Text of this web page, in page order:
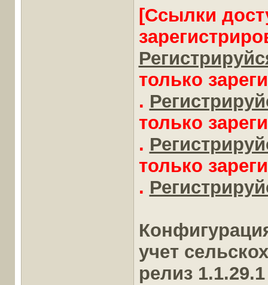
[Ссылки
только
.
только
.
только
.
учет
релиз